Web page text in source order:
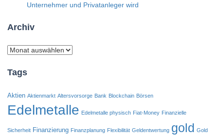
Unternehmer und Privatanleger wird
Archiv
Archiv
Tags
Aktien Aktienmarkt Altersvorsorge Bank Blockchain Börsen
Edelmetalle Edelmetalle physisch Fiat-Money Finanzielle
Sicherheit Finanzierung Finanzplanung Flexibilität Geldentwertung gold Gold